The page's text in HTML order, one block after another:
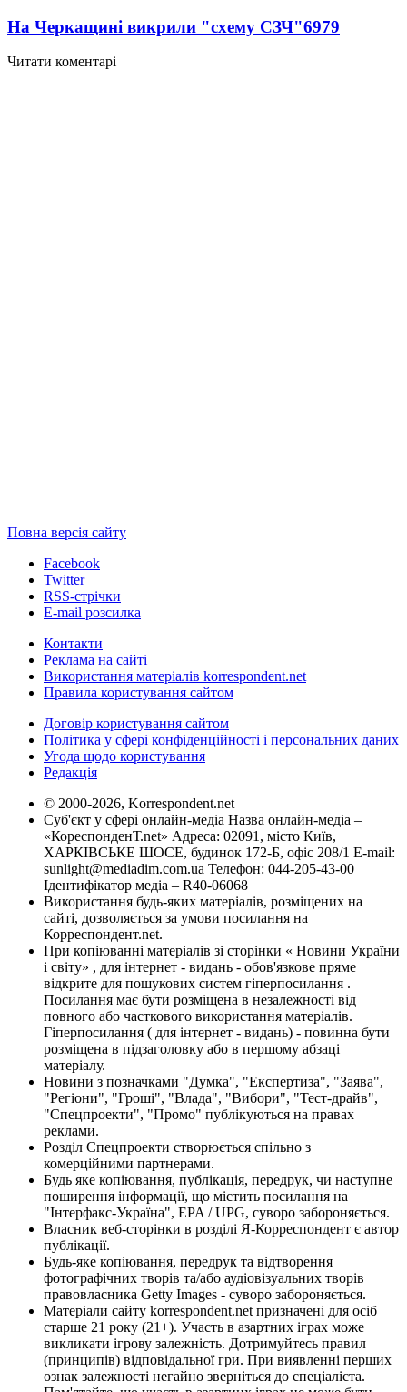
На Черкащині викрили "схему СЗЧ"6979
Читати коментарі
Повна версія сайту
Facebook
Twitter
RSS-стрічки
E-mail розсилка
Контакти
Реклама на сайті
Використання матеріалів korrespondent.net
Правила користування сайтом
Договір користування сайтом
Політика у сфері конфіденційності і персональних даних
Угода щодо користування
Редакція
© 2000-2026, Korrespondent.net
Суб'єкт у сфері онлайн-медіа Назва онлайн-медіа –
«КореспонденТ.net» Адреса: 02091, місто Київ,
ХАРКІВСЬКЕ ШОСЕ, будинок 172-Б, офіс 208/1 E-mail:
sunlight@mediadim.com.ua Телефон: 044-205-43-00
Ідентифікатор медіа – R40-06068
Використання будь-яких матеріалів, розміщених на
сайті, дозволяється за умови посилання на
Корреспондент.net.
При копіюванні матеріалів зі сторінки « Новини України
і світу» , для інтернет - видань - обов'язкове пряме
відкрите для пошукових систем гіперпосилання .
Посилання має бути розміщена в незалежності від
повного або часткового використання матеріалів.
Гіперпосилання ( для інтернет - видань) - повинна бути
розміщена в підзаголовку або в першому абзаці
матеріалу.
Новини з позначками "Думка", "Експертиза", "Заява",
"Регіони", "Гроші", "Влада", "Вибори", "Тест-драйв",
"Спецпроекти", "Промо" публікуються на правах
реклами.
Розділ Спецпроекти створюється спільно з
комерційними партнерами.
Будь яке копіювання, публікація, передрук, чи наступне
поширення інформації, що містить посилання на
"Інтерфакс-Україна", EPA / UPG, суворо забороняється.
Власник веб-сторінки в розділі Я-Корреспондент є автор
публікації.
Будь-яке копіювання, передрук та відтворення
фотографічних творів та/або аудіовізуальних творів
правовласника Getty Images - суворо забороняється.
Матеріали сайту korrespondent.net призначені для осіб
старше 21 року (21+). Участь в азартних іграх може
викликати ігрову залежність. Дотримуйтесь правил
(принципів) відповідальної гри. При виявленні перших
ознак залежності негайно зверніться до спеціаліста.